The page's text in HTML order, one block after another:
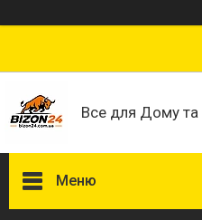
Все для Дому
Меню